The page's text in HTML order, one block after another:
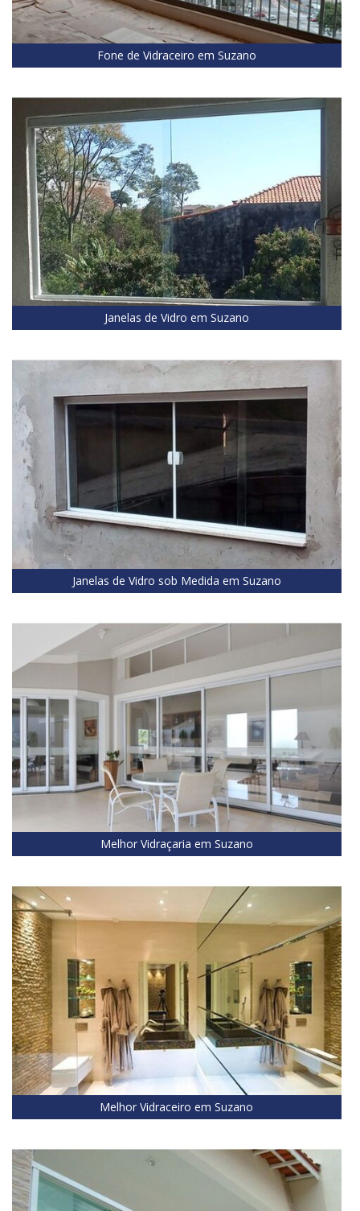
Fone de Vidraceiro em Suzano
Janelas de Vidro em Suzano
Janelas de Vidro sob Medida em Suzano
Melhor Vidraçaria em Suzano
Melhor Vidraceiro em Suzano